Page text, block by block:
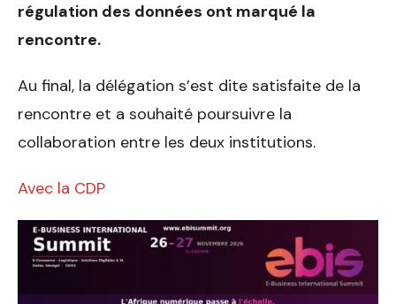
régulation des données ont marqué la
rencontre.
Au final, la délégation s’est dite satisfaite de la
rencontre et a souhaité poursuivre la
collaboration entre les deux institutions.
Avec la CDP